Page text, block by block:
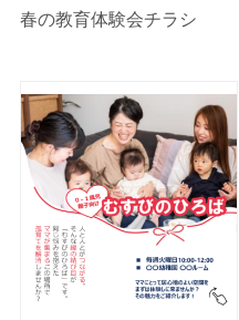
春の教育体験会チラシ